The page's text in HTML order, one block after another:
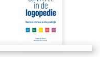
structuren op
ontwikkeling zoals
Deze structuren
jaar, ingedeeld in